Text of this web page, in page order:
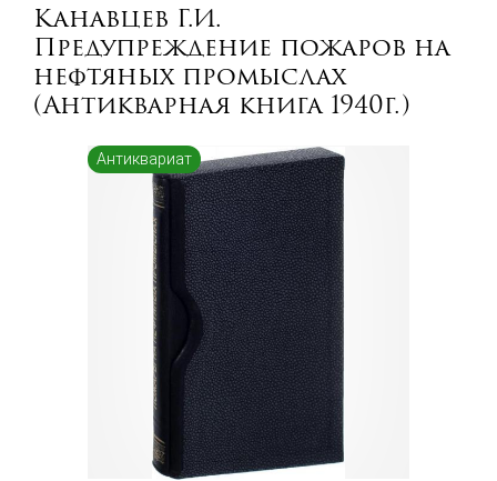
Канавцев Г.И.
Предупреждение пожаров на
нефтяных промыслах
(Антикварная книга 1940г.)
Антиквариат